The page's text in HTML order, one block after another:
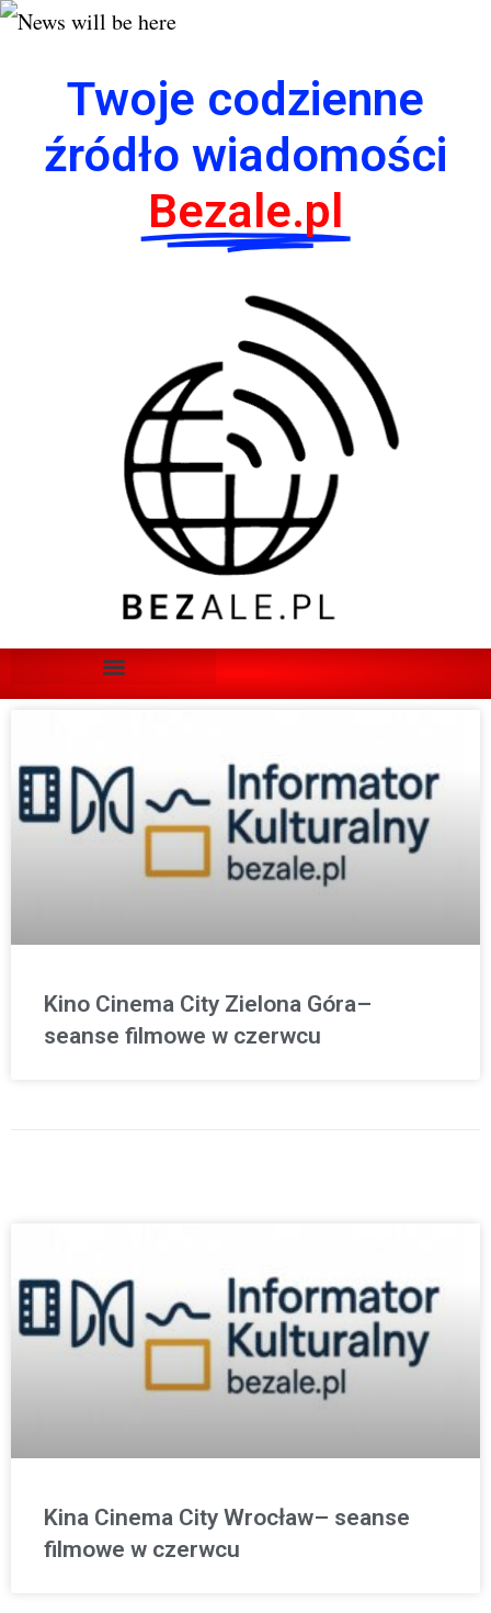
Twoje codzienne
źródło wiadomości
Bezale.pl
Kino Cinema City Zielona Góra–
seanse filmowe w czerwcu
Kina Cinema City Wrocław– seanse
filmowe w czerwcu